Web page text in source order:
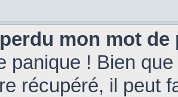
perdu mon mot de
panique ! Bien
récupéré, il peut